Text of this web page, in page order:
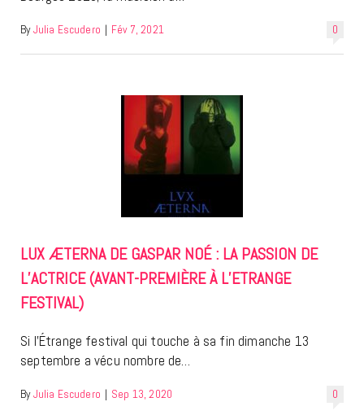
0
By Julia Escudero | Fév 7, 2021
LUX ÆTERNA DE GASPAR NOÉ : LA PASSION DE
L’ACTRICE (AVANT-PREMIÈRE À L’ETRANGE
FESTIVAL)
Si l’Étrange festival qui touche à sa fin dimanche 13
septembre a vécu nombre de…
0
By Julia Escudero | Sep 13, 2020